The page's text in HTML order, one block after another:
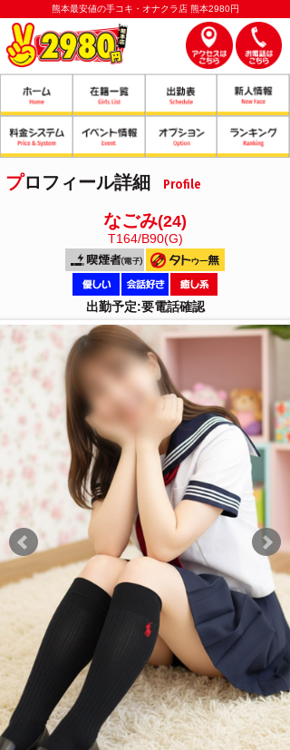
熊本最安値の手コキ・オナクラ店 熊本2980円
プロフィール詳細 Profile
なごみ(24)
T164/B90(G)
出勤予定:要電話確認